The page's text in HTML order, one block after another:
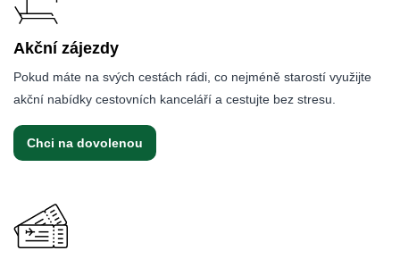
Akční zájezdy
Pokud máte na svých cestách rádi, co nejméně starostí využijte
akční nabídky cestovních kanceláří a cestujte bez stresu.
Chci na dovolenou